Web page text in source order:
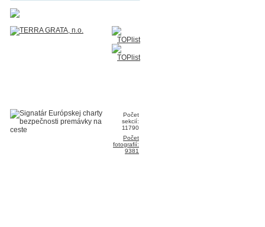
Počet
sekcií:
11790
Počet
fotografií:
9381